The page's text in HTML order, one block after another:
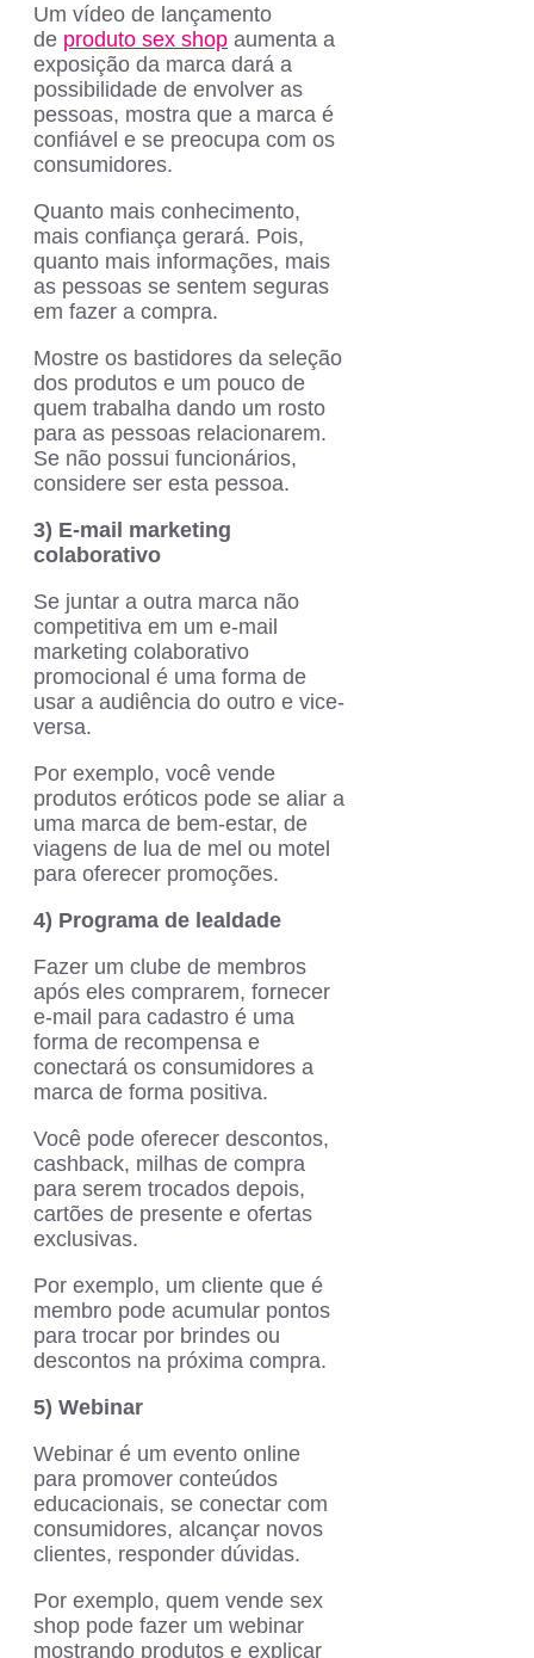
Um vídeo de lançamento
de produto sex shop aumenta a
exposição da marca dará a
possibilidade de envolver as
pessoas, mostra que a marca é
confiável e se preocupa com os
consumidores.
Quanto mais conhecimento,
mais confiança gerará. Pois,
quanto mais informações, mais
as pessoas se sentem seguras
em fazer a compra.
Mostre os bastidores da seleção
dos produtos e um pouco de
quem trabalha dando um rosto
para as pessoas relacionarem.
Se não possui funcionários,
considere ser esta pessoa.
3) E-mail marketing
colaborativo
Se juntar a outra marca não
competitiva em um e-mail
marketing colaborativo
promocional é uma forma de
usar a audiência do outro e vice-
versa.
Por exemplo, você vende
produtos eróticos pode se aliar a
uma marca de bem-estar, de
viagens de lua de mel ou motel
para oferecer promoções.
4) Programa de lealdade
Fazer um clube de membros
após eles comprarem, fornecer
e-mail para cadastro é uma
forma de recompensa e
conectará os consumidores a
marca de forma positiva.
Você pode oferecer descontos,
cashback, milhas de compra
para serem trocados depois,
cartões de presente e ofertas
exclusivas.
Por exemplo, um cliente que é
membro pode acumular pontos
para trocar por brindes ou
descontos na próxima compra.
5) Webinar
Webinar é um evento online
para promover conteúdos
educacionais, se conectar com
consumidores, alcançar novos
clientes, responder dúvidas.
Por exemplo, quem vende sex
shop pode fazer um webinar
mostrando produtos e explicar